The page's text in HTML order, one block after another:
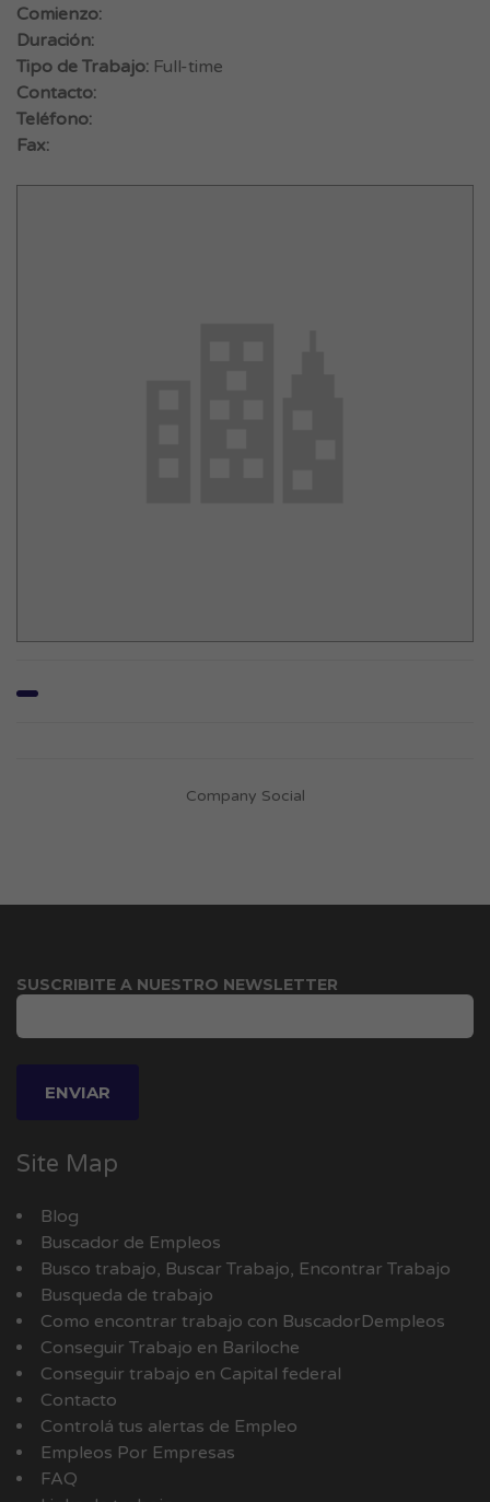
Comienzo:
Duración:
Tipo de Trabajo: Full-time
Contacto:
Teléfono:
Fax:
Company Social
SUSCRIBITE A NUESTRO NEWSLETTER
Site Map
Blog
Buscador de Empleos
Busco trabajo, Buscar Trabajo, Encontrar Trabajo
Busqueda de trabajo
Como encontrar trabajo con BuscadorDempleos
Conseguir Trabajo en Bariloche
Conseguir trabajo en Capital federal
Contacto
Controlá tus alertas de Empleo
Empleos Por Empresas
FAQ